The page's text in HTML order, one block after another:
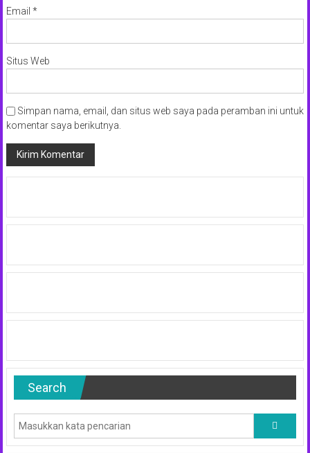
Email *
Situs Web
Simpan nama, email, dan situs web saya pada peramban ini untuk
komentar saya berikutnya.
Search